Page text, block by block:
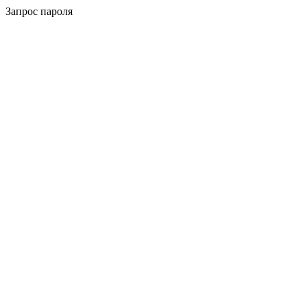
Запрос пароля